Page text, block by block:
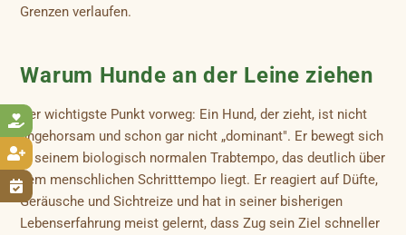



Grenzen verlaufen.
Warum Hunde an der Leine ziehen
Der wichtigste Punkt vorweg: Ein Hund, der zieht, ist nicht
ungehorsam und schon gar nicht „dominant". Er bewegt sich
in seinem biologisch normalen Trabtempo, das deutlich über
dem menschlichen Schritttempo liegt. Er reagiert auf Düfte,
Geräusche und Sichtreize und hat in seiner bisherigen
Lebenserfahrung meist gelernt, dass Zug sein Ziel schneller